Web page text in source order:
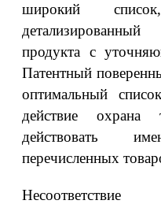
широкий
продукта с
Патентный
оптимальный
действие охрана
действовать
перечисленных